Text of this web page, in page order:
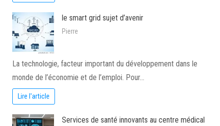
le smart grid sujet d’avenir
Pierre
La technologie, facteur important du développement dans le
monde de l’économie et de l’emploi. Pour…
Lire l'article
Services de santé innovants au centre médical